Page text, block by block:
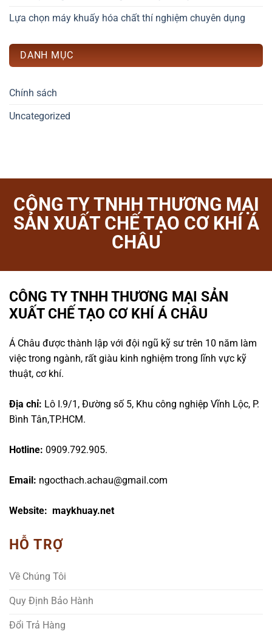
Lựa chọn máy khuấy hóa chất thí nghiệm chuyên dụng
DANH MỤC
Chính sách
Uncategorized
CÔNG TY TNHH THƯƠNG MẠI
SẢN XUẤT CHẾ TẠO CƠ KHÍ Á
CHÂU
CÔNG TY TNHH THƯƠNG MẠI SẢN
XUẤT CHẾ TẠO CƠ KHÍ Á CHÂU
Á Châu được thành lập với đội ngũ kỹ sư trên 10 năm làm
việc trong ngành, rất giàu kinh nghiệm trong lĩnh vực kỹ
thuật, cơ khí.
Địa chỉ: Lô I.9/1, Đường số 5, Khu công nghiệp Vĩnh Lộc, P.
Bình Tân,TP.HCM.
Hotline: 0909.792.905.
Email: ngocthach.achau@gmail.com
Website: maykhuay.net
HỖ TRỢ
Về Chúng Tôi
Quy Định Bảo Hành
Đổi Trả Hàng